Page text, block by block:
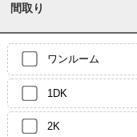
間取り
ワンルーム
1DK
2K